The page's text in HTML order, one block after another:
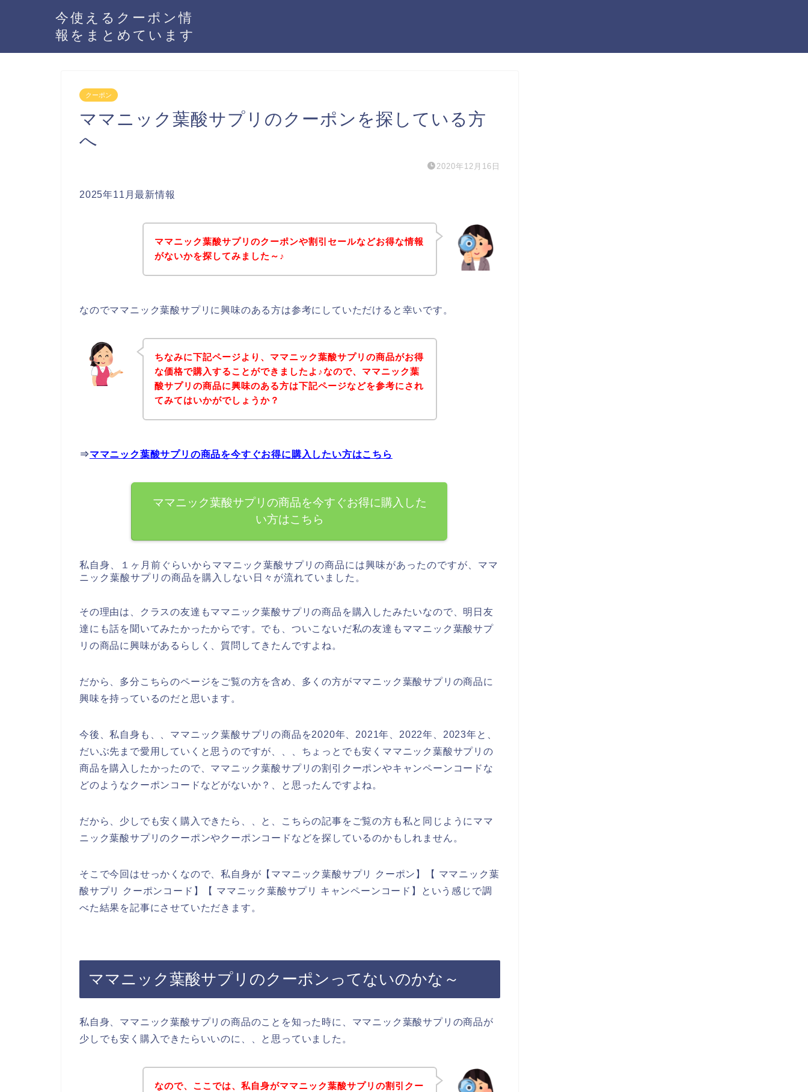
今使えるクーポン情
報をまとめています
クーポン
ママニック葉酸サプリのクーポンを探している方
へ
2020年12月16日
2025年11月最新情報
ママニック葉酸サプリのクーポンや割引セールなどお得な情報
がないかを探してみました～♪
なのでママニック葉酸サプリに興味のある方は参考にしていただけると幸いです。
ちなみに下記ページより、ママニック葉酸サプリの商品がお得
な価格で購入することができましたよ♪なので、ママニック葉
酸サプリの商品に興味のある方は下記ページなどを参考にされ
てみてはいかがでしょうか？
⇒ママニック葉酸サプリの商品を今すぐお得に購入したい方はこちら
ママニック葉酸サプリの商品を今すぐお得に購入した
い方はこちら
私自身、１ヶ月前ぐらいからママニック葉酸サプリの商品には興味があったのですが、ママ
ニック葉酸サプリの商品を購入しない日々が流れていました。
その理由は、クラスの友達もママニック葉酸サプリの商品を購入したみたいなので、明日友
達にも話を聞いてみたかったからです。でも、ついこないだ私の友達もママニック葉酸サプ
リの商品に興味があるらしく、質問してきたんですよね。
だから、多分こちらのページをご覧の方を含め、多くの方がママニック葉酸サプリの商品に
興味を持っているのだと思います。
今後、私自身も、、ママニック葉酸サプリの商品を2020年、2021年、2022年、2023年と、
だいぶ先まで愛用していくと思うのですが、、、ちょっとでも安くママニック葉酸サプリの
商品を購入したかったので、ママニック葉酸サプリの割引クーポンやキャンペーンコードな
どのようなクーポンコードなどがないか？、と思ったんですよね。
だから、少しでも安く購入できたら、、と、こちらの記事をご覧の方も私と同じようにママ
ニック葉酸サプリのクーポンやクーポンコードなどを探しているのかもしれません。
そこで今回はせっかくなので、私自身が【ママニック葉酸サプリ クーポン】【 ママニック葉
酸サプリ クーポンコード】【 ママニック葉酸サプリ キャンペーンコード】という感じで調
べた結果を記事にさせていただきます。
ママニック葉酸サプリのクーポンってないのかな～
私自身、ママニック葉酸サプリの商品のことを知った時に、ママニック葉酸サプリの商品が
少しでも安く購入できたらいいのに、、と思っていました。
なので、ここでは、私自身がママニック葉酸サプリの割引クー